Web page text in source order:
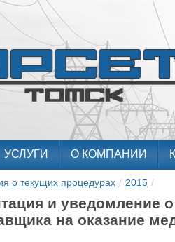
УСЛУГИ О КОМПАНИИ
о текущих процедурах / 2015 /
и уведомление о
на оказание